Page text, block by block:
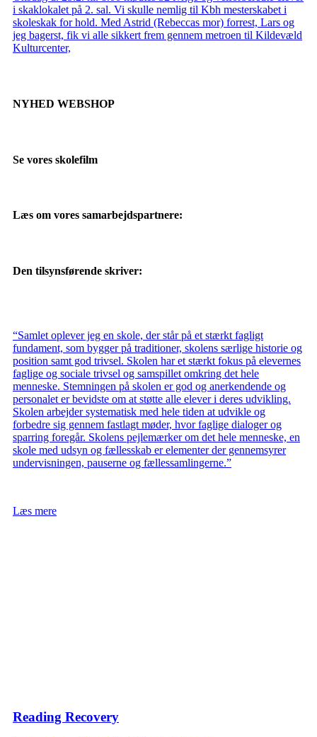
i skaklokalet på 2. sal. Vi skulle nemlig til Kbh mesterskabet i
skoleskak for hold. Med Astrid (Rebeccas mor) forrest, Lars og
jeg bagerst, fik vi alle sikkert frem gennem metroen til Kildevæld
Kulturcenter,
NYHED WEBSHOP
Se vores skolefilm
Læs om vores samarbejdspartnere:
Den tilsynsførende skriver:
“Samlet oplever jeg en skole, der står på et stærkt fagligt
fundament, som bygger på traditioner, skolens særlige historie og
position samt god trivsel. Skolen har et stærkt fokus på elevernes
faglige og sociale trivsel og samspillet omkring det hele
menneske. Stemningen på skolen er god og anerkendende og
personalet er bevidste om at støtte alle elever i deres udvikling.
Skolen arbejder systematisk med hele tiden at udvikle og
forbedre sig gennem fastlagt møder, hvor faglige dialoger og
sparring foregår. Skolens pejlemærker om det hele menneske, en
skole med udsyn og fællesskab er elementer der gennemsyrer
undervisningen, pauserne og fællessamlingerne.”
Læs mere
Reading Recovery